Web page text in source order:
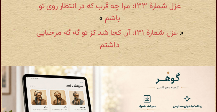
غزل شمارهٔ ۱۳۳: مرا چه قرب که در انتظار روی تو
باشم»
«
غزل شمارهٔ ۱۳۱: آن کجا شد کز تو گه گه مرحبایی
داشتم